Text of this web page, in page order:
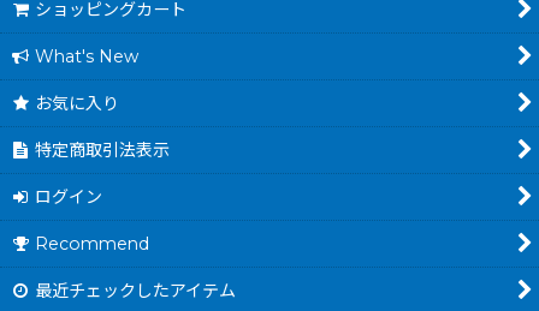
ショッピングカート
What's New
お気に入り
特定商取引法表示
ログイン
Recommend
最近チェックしたアイテム